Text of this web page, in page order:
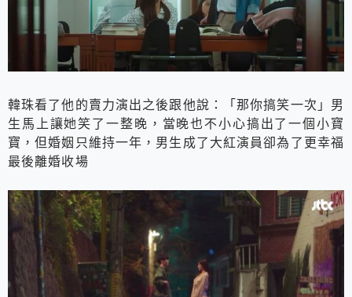
韓珠看了他的賣力演出之後跟他說：「那你搞笑一次」男
生馬上讓她笑了一整晚，當晚也不小心搞出了一個小寶
寶，但婚姻只維持一年，男生成了大紅演員卻為了更幸福
最後離婚收場